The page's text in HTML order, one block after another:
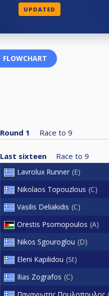
UPDATED
FLOWCHART
Round 1 Race to 9
Last sixteen Race to 9
Lavrolux Runner E
Nikolaos Topouzlous C
Vasilis Deliakidis C
Orestis Psomopoulos A
Nikos Sgouroglou D
Eleni Kapilidou St
Ilias Zografos C